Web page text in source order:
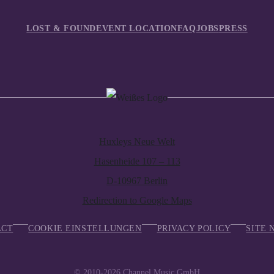
LOST & FOUNDEVENT LOCATIONFAQJOBSPRESS
Huxleys Neue Welt
Hasenheide 107 – 113
D-10967 Berlin
Redirection to Google Maps
COOKIE EINSTELLUNGEN PRIVACY POLICY SITE